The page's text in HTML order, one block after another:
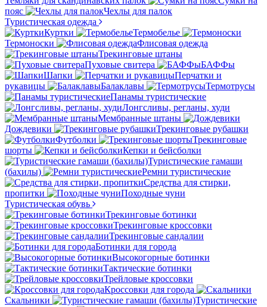
пояс
Чехлы для палок
Туристическая одежда
Куртки
Термобелье
Термоноски
Флисовая одежда
Трекинговые штаны
Пуховые свитера
БАФФы
Шапки
Перчатки и
рукавицы
Балаклавы
Термотрусы
Панамы туристические
Лонгсливы, регланы, худи
Мембранные штаны
Дождевики
Трекинговые рубашки
Футболки
Трекинговые
шорты
Кепки и бейсболки
Туристические гамаши
(бахилы)
Ремни туристические
Средства для стирки,
пропитки
Походные чуни
Туристическая обувь
Трекинговые ботинки
Трекинговые кроссовки
Трекинговые сандалии
Ботинки для города
Высокогорные ботинки
Тактические ботинки
Трейловые кроссовки
Кроссовки для города
Скальники
Туристические